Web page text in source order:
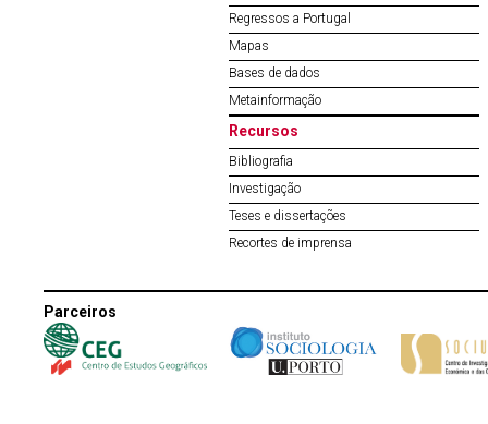
Regressos a Portugal
Mapas
Bases de dados
Metainformação
Recursos
Bibliografia
Investigação
Teses e dissertações
Recortes de imprensa
Parceiros